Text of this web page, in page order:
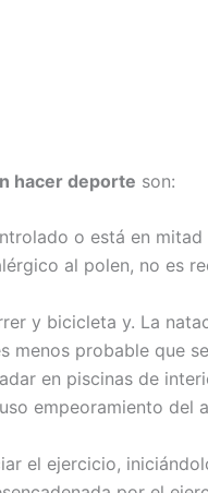
hacer deporte son:
o está en mitad
al polen, no es
y bicicleta y. La
probable que
en piscinas de
empeoramiento del
el ejercicio,